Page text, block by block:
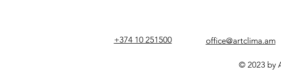
+374 10 251500 office@artclima.am
© 2023 by